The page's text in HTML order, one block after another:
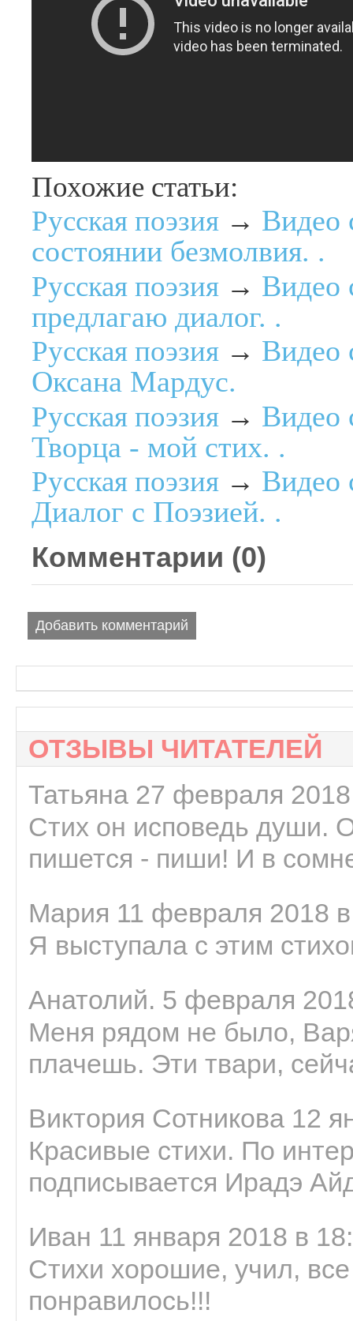
Похожие статьи:
Русская поэзия → Видео
состоянии безмолвия. .
Русская поэзия → Видео
предлагаю диалог. .
Русская поэзия → Видео
Оксана Мардус.
Русская поэзия → Видео
Творца - мой стих. .
Русская поэзия → Видео
Диалог с Поэзией. .
Комментарии (0)
Добавить комментарий
ОТЗЫВЫ ЧИТАТЕЛЕЙ
Татьяна 27 февраля
Стих он исповедь души.
пишется - пиши! И в
Мария 11 февраля 2018
Я выступала с этим
Анатолий. 5 февраля
Меня рядом не было,
плачешь. Эти твари,
Виктория Сотникова 12
Красивые стихи. По
подписывается Ирадэ
Иван 11 января 2018 в
Стихи хорошие, учил,
понравилось!!!